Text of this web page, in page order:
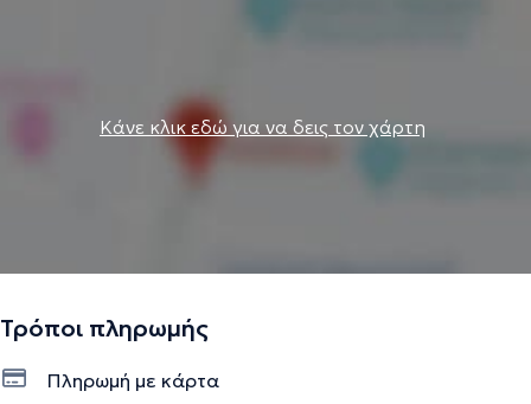
Κάνε κλικ εδώ για να δεις τον χάρτη
Τρόποι πληρωμής
Πληρωμή με κάρτα